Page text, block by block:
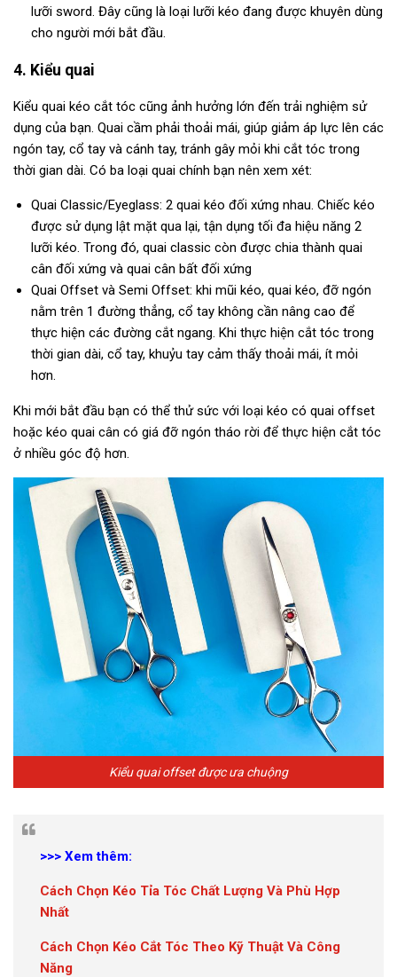
lưỡi sword. Đây cũng là loại lưỡi kéo đang được khuyên dùng
cho người mới bắt đầu.
4. Kiểu quai
Kiểu quai kéo cắt tóc cũng ảnh hưởng lớn đến trải nghiệm sử
dụng của bạn. Quai cầm phải thoải mái, giúp giảm áp lực lên các
ngón tay, cổ tay và cánh tay, tránh gây mỏi khi cắt tóc trong
thời gian dài. Có ba loại quai chính bạn nên xem xét:
Quai Classic/Eyeglass: 2 quai kéo đối xứng nhau. Chiếc kéo
được sử dụng lật mặt qua lại, tận dụng tối đa hiệu năng 2
lưỡi kéo. Trong đó, quai classic còn được chia thành quai
cân đối xứng và quai cân bất đối xứng
Quai Offset và Semi Offset: khi mũi kéo, quai kéo, đỡ ngón
nằm trên 1 đường thẳng, cổ tay không cần nâng cao để
thực hiện các đường cắt ngang. Khi thực hiện cắt tóc trong
thời gian dài, cổ tay, khuỷu tay cảm thấy thoải mái, ít mỏi
hơn.
Khi mới bắt đầu bạn có thể thử sức với loại kéo có quai offset
hoặc kéo quai cân có giá đỡ ngón tháo rời để thực hiện cắt tóc
ở nhiều góc độ hơn.
Kiểu quai offset được ưa chuộng
>>> Xem thêm:
Cách Chọn Kéo Tỉa Tóc Chất Lượng Và Phù Hợp
Nhất
Cách Chọn Kéo Cắt Tóc Theo Kỹ Thuật Và Công
Năng